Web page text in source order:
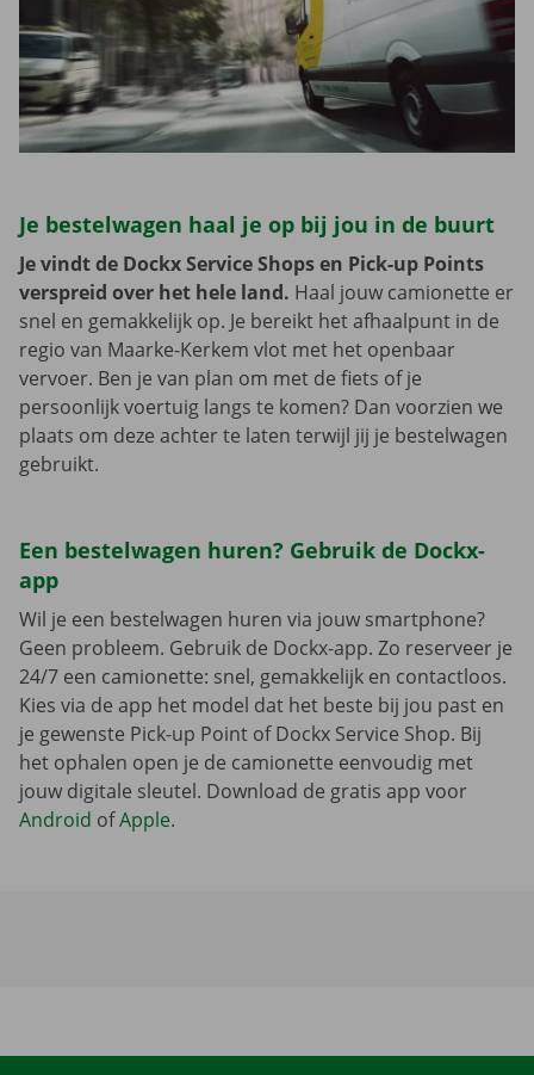
Je bestelwagen haal je op bij jou in de buurt
Je vindt de Dockx Service Shops en Pick-up Points
verspreid over het hele land. Haal jouw camionette er
snel en gemakkelijk op. Je bereikt het afhaalpunt in de
regio van Maarke-Kerkem vlot met het openbaar
vervoer. Ben je van plan om met de fiets of je
persoonlijk voertuig langs te komen? Dan voorzien we
plaats om deze achter te laten terwijl jij je bestelwagen
gebruikt.
Een bestelwagen huren? Gebruik de Dockx-
app
Wil je een bestelwagen huren via jouw smartphone?
Geen probleem. Gebruik de Dockx-app. Zo reserveer je
24/7 een camionette: snel, gemakkelijk en contactloos.
Kies via de app het model dat het beste bij jou past en
je gewenste Pick-up Point of Dockx Service Shop. Bij
het ophalen open je de camionette eenvoudig met
jouw digitale sleutel. Download de gratis app voor
Android ofApple.